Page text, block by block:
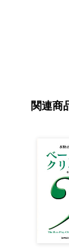
関連商